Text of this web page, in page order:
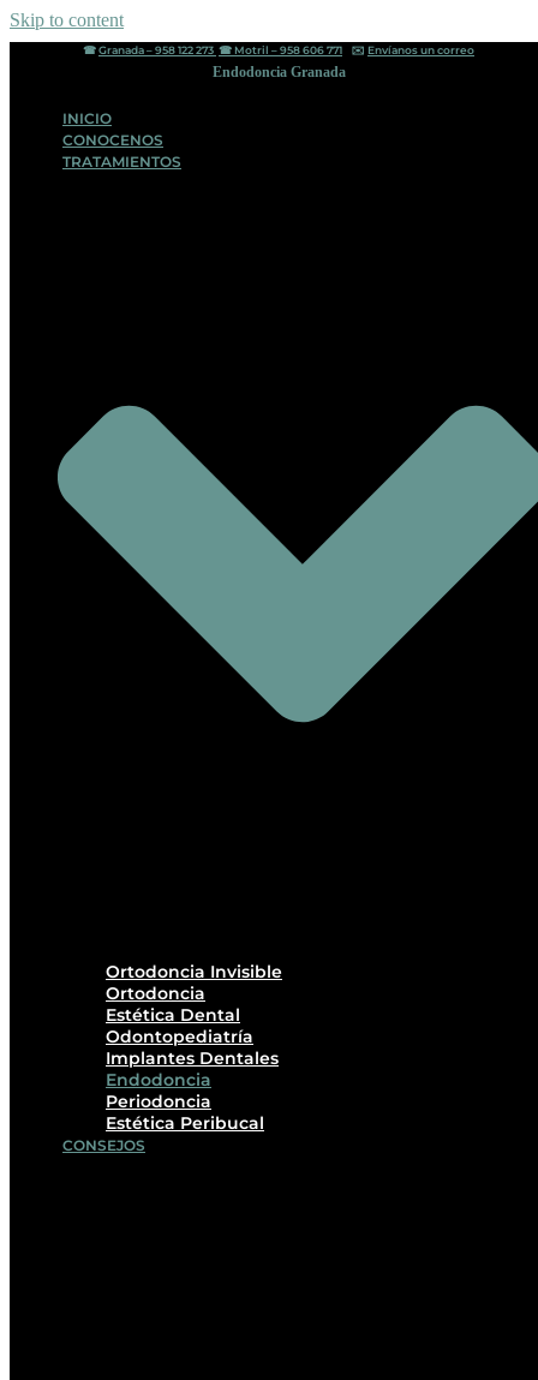
Skip to content
☎︎Granada – 958 122 273 ☎︎ Motril – 958 606 771 ✉️ Envíanos un correo
Endodoncia Granada
INICIO
CONOCENOS
TRATAMIENTOS
Ortodoncia Invisible
Ortodoncia
Estética Dental
Odontopediatría
Implantes Dentales
Endodoncia
Periodoncia
Estética Peribucal
CONSEJOS